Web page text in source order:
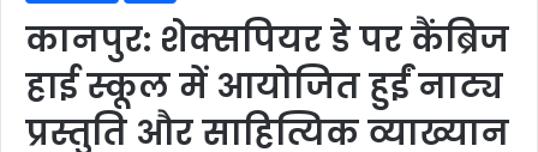
कानपुर: शेक्सपियर डे पर कैंब्रिज
हाई स्कूल में आयोजित हुईं नाट्य
प्रस्तुति और साहित्यिक व्याख्यान